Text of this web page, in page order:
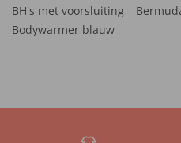
BH's met voorsluiting
Bodywarmer blauw